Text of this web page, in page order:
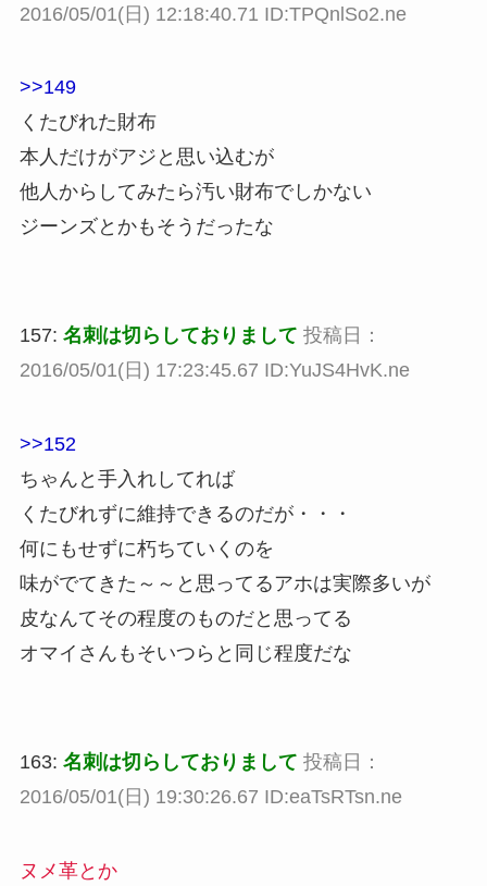
2016/05/01(日) 12:18:40.71 ID:TPQnlSo2.ne
>>149
くたびれた財布
本人だけがアジと思い込むが
他人からしてみたら汚い財布でしかない
ジーンズとかもそうだったな
157: 名刺は切らしておりまして 投稿日：
2016/05/01(日) 17:23:45.67 ID:YuJS4HvK.ne
>>152
ちゃんと手入れしてれば
くたびれずに維持できるのだが・・・
何にもせずに朽ちていくのを
味がでてきた～～と思ってるアホは実際多いが
皮なんてその程度のものだと思ってる
オマイさんもそいつらと同じ程度だな
163: 名刺は切らしておりまして 投稿日：
2016/05/01(日) 19:30:26.67 ID:eaTsRTsn.ne
ヌメ革とか